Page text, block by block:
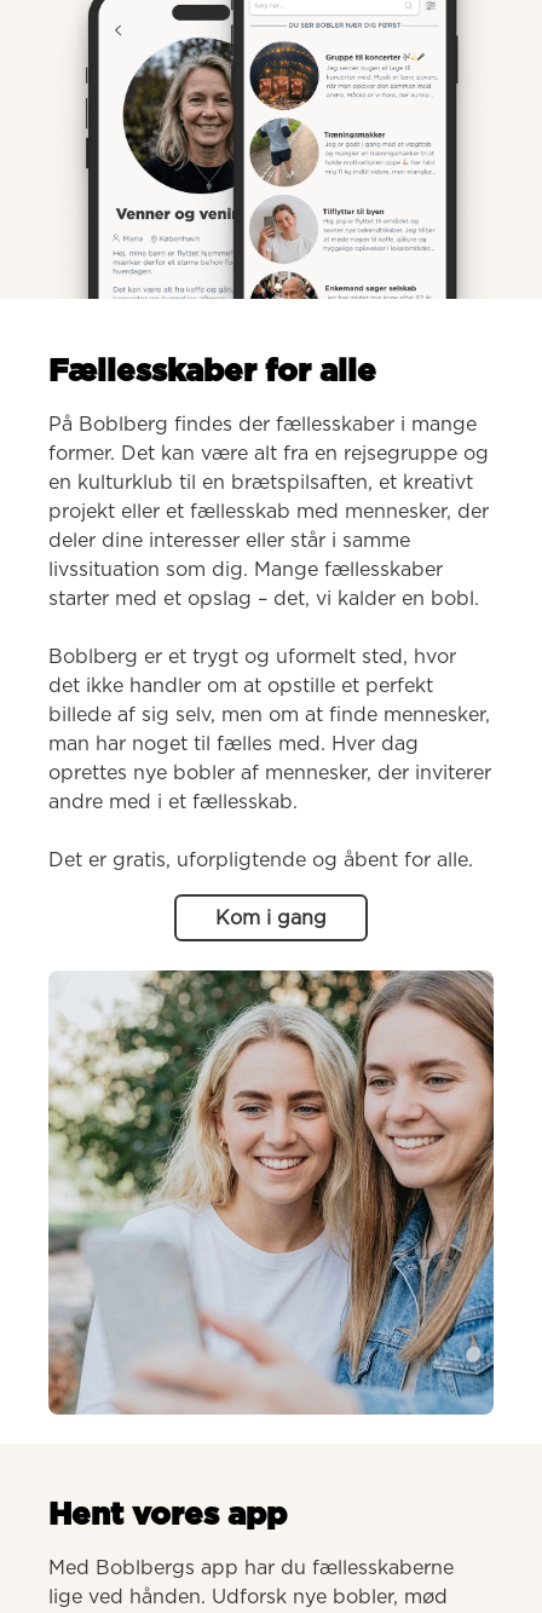
Fællesskaber for alle
På Boblberg findes der fællesskaber i mange
former. Det kan være alt fra en rejsegruppe og
en kulturklub til en brætspilsaften, et kreativt
projekt eller et fællesskab med mennesker, der
deler dine interesser eller står i samme
livssituation som dig. Mange fællesskaber
starter med et opslag – det, vi kalder en bobl.
Boblberg er et trygt og uformelt sted, hvor
det ikke handler om at opstille et perfekt
billede af sig selv, men om at finde mennesker,
man har noget til fælles med. Hver dag
oprettes nye bobler af mennesker, der inviterer
andre med i et fællesskab.
Det er gratis, uforpligtende og åbent for alle.
Kom i gang
Hent vores app
Med Boblbergs app har du fællesskaberne
lige ved hånden. Udforsk nye bobler, mød